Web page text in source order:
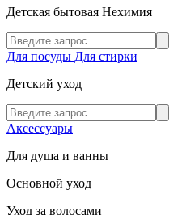
Детская бытовая Нехимия
Для посуды Для стирки
Детский уход
Аксессуары
Для душа и ванны
Основной уход
Уход за волосами